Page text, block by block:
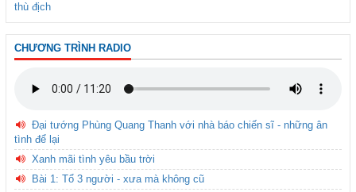
thù địch
CHƯƠNG TRÌNH RADIO
Đại tướng Phùng Quang Thanh với nhà báo chiến sĩ - những ân
tình để lại
Xanh mãi tình yêu bầu trời
Bài 1: Tổ 3 người - xưa mà không cũ